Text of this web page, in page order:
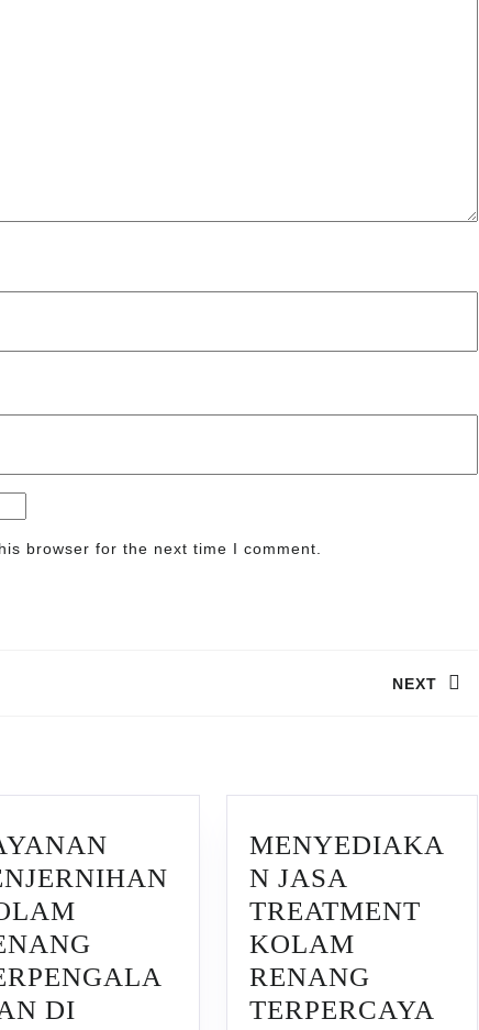
browser for the next time I comment.
NEXT
DI
MENYEDIAKA
N JASA
TREATMENT
KOLAM
RENANG
TERPERCAYA